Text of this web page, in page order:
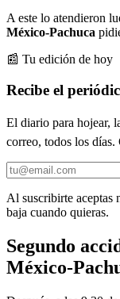
A este lo atendieron
México-Pachuca
📰 Tu edición de hoy
Recibe el
El diario para hojear,
correo, todos los
Al suscribirte aceptas
baja cuando quieras.
Segundo
México-